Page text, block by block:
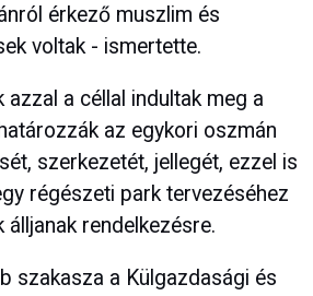
érkező muszlim és
voltak - ismertette.
a céllal indultak meg a
az egykori oszmán
szerkezetét, jellegét, ezzel is
régészeti park tervezéséhez
rendelkezésre.
szakasza a Külgazdasági és